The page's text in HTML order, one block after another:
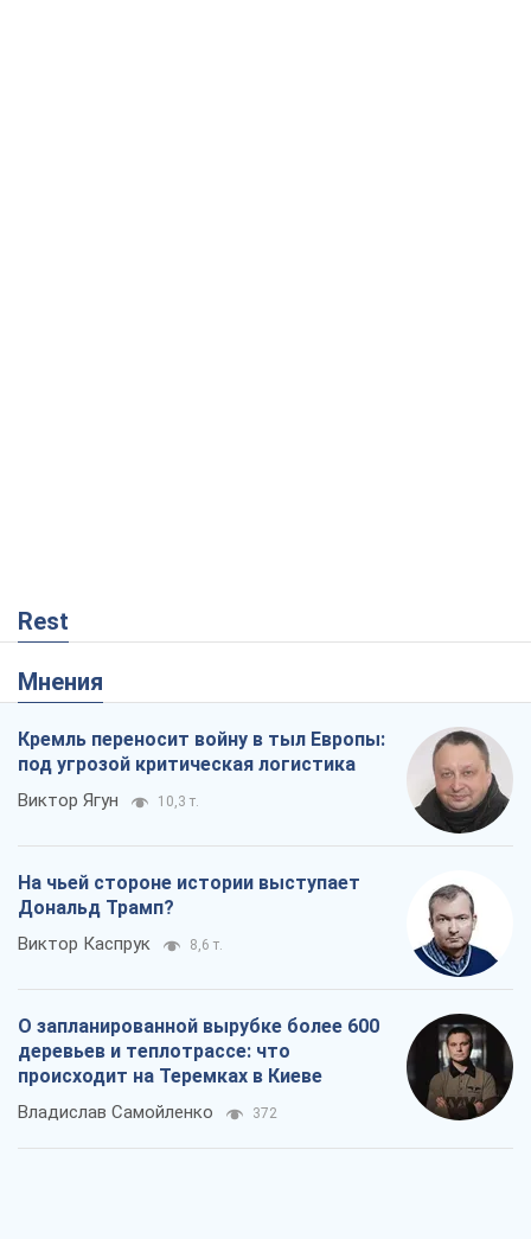
Rest
Мнения
Кремль переносит войну в тыл Европы:
под угрозой критическая логистика
Виктор Ягун 10,3 т.
На чьей стороне истории выступает
Дональд Трамп?
Виктор Каспрук 8,6 т.
О запланированной вырубке более 600
деревьев и теплотрассе: что
происходит на Теремках в Киеве
Владислав Самойленко 372